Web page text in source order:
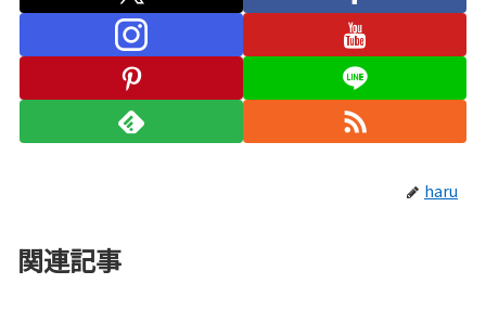
haru
関連記事